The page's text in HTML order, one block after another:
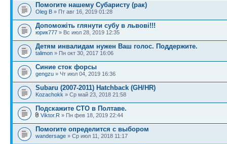
Помогите нашему Субаристу (рак)
Oleg B » Пт авг 16, 2019 01:28
Допоможіть глянути субу в львові!!!
юрик777 » Вс июл 28, 2019 12:35
Детям инвалидам нужен Ваш голос. Поддержите.
talimon » Пн окт 30, 2017 16:06
Синие сток форсы
gengzu » Чт июл 04, 2019 16:36
Subaru (2007-2011) Hatchback (GH/HR)
Kozachokk » Ср май 23, 2018 21:58
Подскажите СТО в Полтаве.
Viktor.R » Пн фев 18, 2019 22:44
Помогите определится с выбором
wandersage » Ср июл 11, 2018 11:17